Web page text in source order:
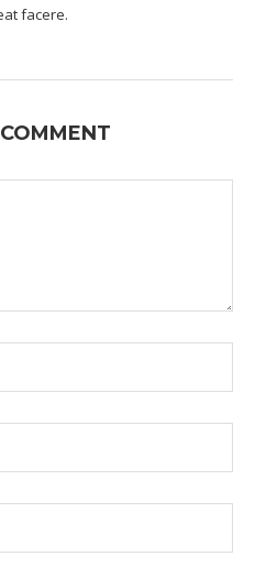
facere.